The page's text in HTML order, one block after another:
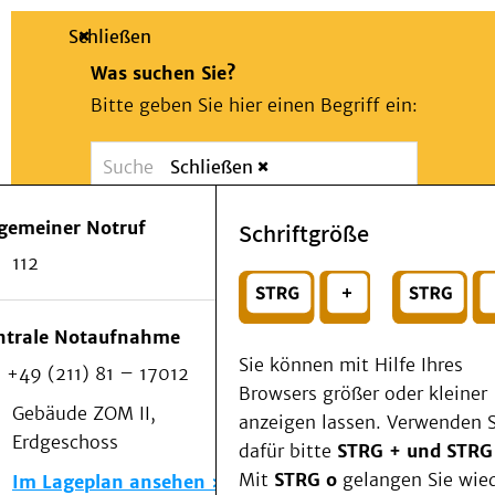
Suche
Schließen
Was suchen Sie?
Bitte geben Sie hier einen Begriff ein:
Suchen
Wählen Sie ein Thema für Ihren
Notfall
Schließen
Notruf
112
Notaufnahme
+49 (211) 81 – 17012
Gebäude ZOM II,
Erdgeschoss
Im Lageplan ansehen
Schriftgröße
Sie können mit Hilfe Ihres
Browsers größer oder kleiner
anzeigen lassen. Verwenden
dafür bitte STRG + und
Mit STRG o gelangen Sie
Patienten & Besucher
Als Patient am UKD
Beratung und Unterstützung
Veranstaltungen
Kommunikation im Medizinwesen (KIM)
Notfall
Forschung & Lehre
Medizinische Fakultät